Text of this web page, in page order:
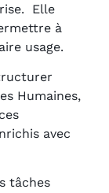
Elle
à
usage.
Humaines,
avec
tâches